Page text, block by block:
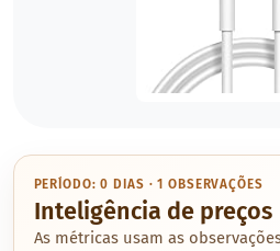
PERÍODO: 0 DIAS · 1 OBSERVAÇÕES
Inteligência de preços
As métricas usam as